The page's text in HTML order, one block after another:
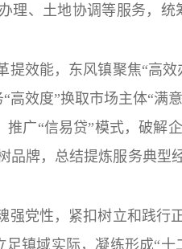
理、土地协调等服务，
提效能，东风镇聚焦“高
效度”换取市场主体“
广“信易贷”模式，破
牌，总结提炼服务典
强党性，紧扣树立和践
镇域实际，凝练形成“